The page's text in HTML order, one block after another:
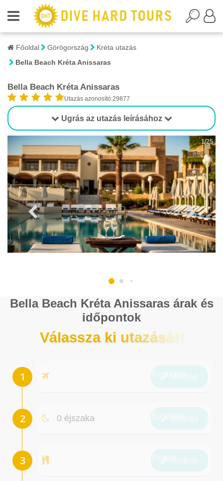
Főoldal Görögország
Kréta utazás
Bella Beach Kréta Anissaras
Bella Beach Kréta Anissaras
Utazás azonosító:29877
Ugrás az utazás leírásához
1/25
Bella Beach Kréta Anissaras árak és
időpontok
Válassza ki utazását!
0 éjszaka